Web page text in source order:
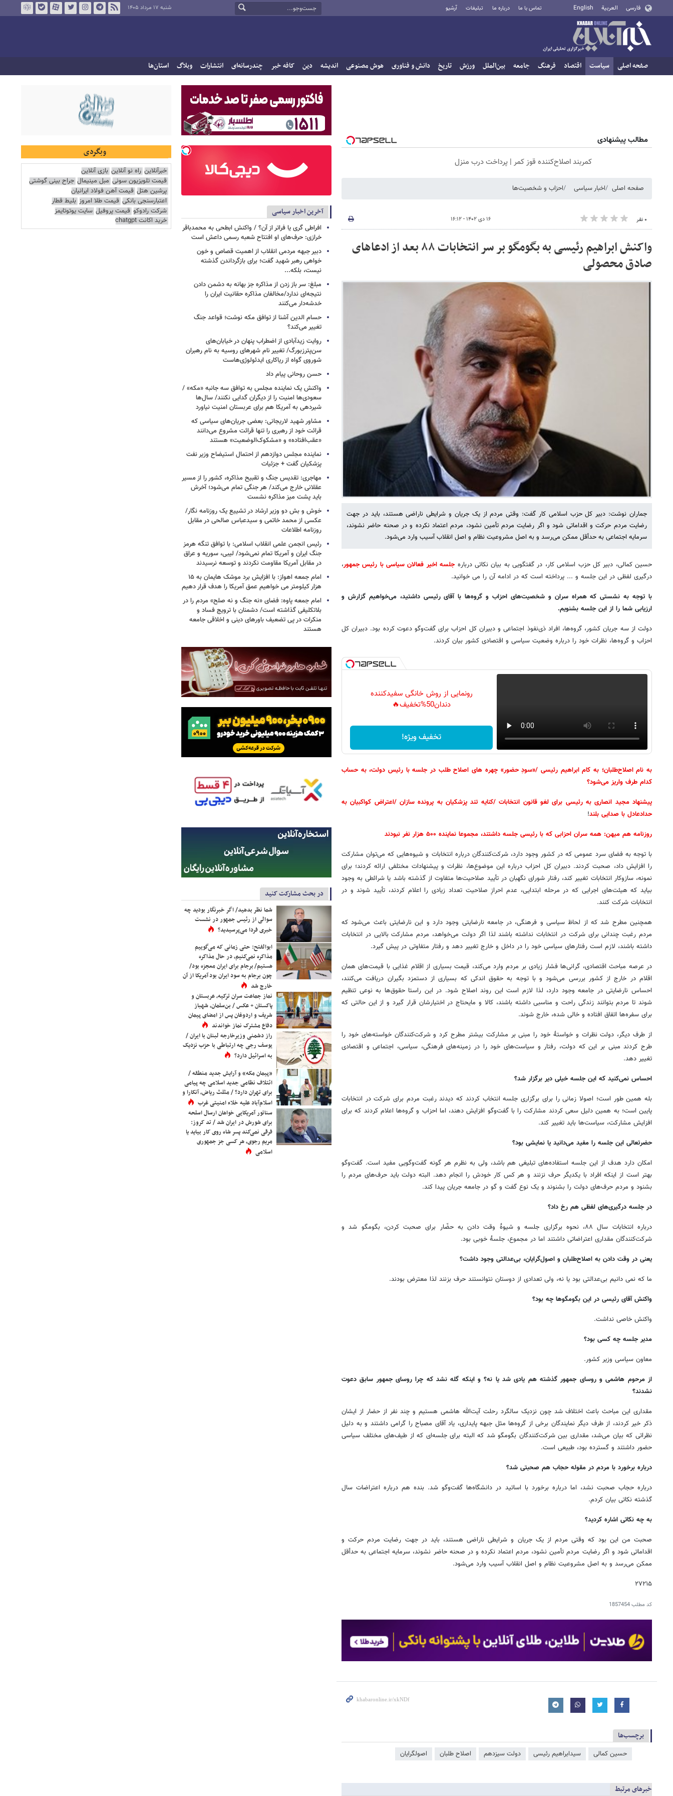
فارسی العربية English تماس با ما درباره ما تبلیغات آرشیو شنبه ۱۷ مرداد ۱۴۰۵
صفحه اصلی سیاست اقتصاد فرهنگ جامعه بین‌الملل ورزش تاریخ دانش و فناوری هوش مصنوعی اندیشه دین کافه خبر چندرسانه‌ای انتشارات وبلاگ استان‌ها
مطالب پیشنهادی
کمربند اصلاح‌کننده قوز کمر | پرداخت درب منزل
صفحه اصلی اخبار سیاسی احزاب و شخصیت‌ها
۰ نفر ۱۶ دی ۱۴۰۲ - ۱۶:۱۲
واکنش ابراهیم رئیسی به بگومگو بر سر انتخابات ۸۸ بعد از ادعاهای
صادق محصولی
جماران نوشت: دبیر کل حزب اسلامی کار گفت: وقتی مردم از یک جریان و شرایطی ناراضی هستند، باید در جهت
رضایت مردم حرکت و اقداماتی شود و اگر رضایت مردم تأمین نشود، مردم اعتماد نکرده و در صحنه حاضر نشوند،
سرمایه اجتماعی به حدأقل ممکن می‌رسد و به اصل مشروعیت نظام و اصل انقلاب آسیب وارد می‌شود.
حسین کمالی، دبیر کل حزب اسلامی کار، در گفتگویی به بیان نکاتی دربارهجلسه اخیر فعالان سیاسی با رئیس جمهور،
درگیری لفظی در این جلسه و ... پرداخته است که در ادامه آن را می خوانید.
با توجه به نشستی که همراه سران و شخصیت‌های احزاب و گروه‌ها با آقای رئیسی داشتید، می‌خواهیم گزارش و
ارزیابی شما را از این جلسه بشنویم.
دولت از سه جریان کشور، گروه‌ها، افراد ذی‌نفوذ اجتماعی و دبیران کل احزاب برای گفت‌وگو دعوت کرده بود. دبیران کل
احزاب و گروه‌ها، نظرات خود را درباره وضعیت سیاسی و اقتصادی کشور بیان کردند.
رونمایی از روش خانگی سفیدکننده
دندان50%تخفیف🔥
تخفیف ویژه!
به نام اصلاح‌طلبان؛ به کام ابراهیم رئیسی /«سودِ حضور» چهره های اصلاح طلب در جلسه با رئیس دولت، به حساب
کدام طرف واریز می‌شود؟
پیشنهاد مجید انصاری به رئیسی برای لغو قانون انتخابات /کنایه تند پزشکیان به پرونده سازان /اعتراض کواکبیان به
حدادعادل با صدایی بلند!
روزنامه هم میهن: همه سران احزابی که با رئیسی جلسه داشتند، مجموعا نماینده ۵۰۰ هزار نفر نبودند
با توجه به فضای سرد عمومی که در کشور وجود دارد، شرکت‌کنندگان درباره انتخابات و شیوه‌هایی که می‌توان مشارکت
را افزایش داد، صحبت کردند. دبیران کل احزاب درباره این موضوع‌ها، نظرات و پیشنهادات مختلفی ارائه کردند؛ برای
نمونه، سازوکار انتخابات تغییر کند، رفتار شورای نگهبان در تأیید صلاحیت‌ها متفاوت از گذشته باشد یا شرائطی به وجود
بیاید که هیئت‌های اجرایی که در مرحله ابتدایی، عدم احرازِ صلاحیت تعداد زیادی را اعلام کردند، تأیید شوند و در
انتخابات شرکت کنند.
همچنین مطرح شد که از لحاظ سیاسی و فرهنگی، در جامعه نارضایتی وجود دارد و این نارضایتی باعث می‌شود که
مردم رغبت چندانی برای شرکت در انتخابات نداشته باشند لذا اگر دولت می‌خواهد، مردم مشارکت بالایی در انتخابات
داشته باشند، لازم است رفتارهای سیاسی خود را در داخل و خارج تغییر دهد و رفتار متفاوتی در پیش گیرد.
در عرصه مباحث اقتصادی، گرانی‌ها فشار زیادی بر مردم وارد می‌کند، قیمت بسیاری از اقلام غذایی با قیمت‌های همان
اقلام در خارج از کشور بررسی می‌شود و با توجه به حقوق اندکی که بسیاری از دستمزد بگیران دریافت می‌کنند،
احساس نارضایتی در جامعه وجود دارد، لذا لازم است این روند اصلاح شود. در این راستا حقوق‌ها به نوعی تنظیم
شوند تا مردم بتوانند زندگی راحت و مناسبی داشته باشند، کالا و مایحتاج در اختیارشان قرار گیرد و از این حالتی که
برای سفره‌ها اتفاق افتاده و خالی شده‌، خارج شوند.
از طرف دیگر، دولت نظرات و خواستۀ خود را مبنی بر مشارکت بیشتر مطرح کرد و شرکت‌کنندگان خواسته‌های خود را
طرح کردند مبنی بر این که دولت، رفتار و سیاست‌های خود را در زمینه‌های فرهنگی، سیاسی، اجتماعی و اقتصادی
تغییر دهد.
احساس نمی‌کنید که این جلسه خیلی دیر برگزار شد؟
بله همین طور است؛ اصولا زمانی را برای برگزاری جلسه انتخاب کردند که دیدند رغبت مردم برای شرکت در انتخابات
پایین است؛ به همین دلیل سعی کردند مشارکت را با گفت‌وگو افزایش دهند، اما احزاب و گروه‌ها اعلام کردند که برای
افزایش مشارکت، سیاست‌ها باید تغییر کند.
حضرتعالی این جلسه را مفید می‌دانید یا نمایشی بود؟
امکان دارد هدف از این جلسه استفاده‌های تبلیغی هم باشد، ولی به نظرم هر گونه گفت‌وگویی مفید است. گفت‌وگو
بهتر است از اینکه افراد با یکدیگر حرف نزنند و هر کس کار خودش را انجام دهد. البته دولت باید حرف‌های مردم را
بشنود و مردم حرف‌های دولت را بشنوند و یک نوع گفت و گو در جامعه جریان پیدا کند.
در جلسه درگیری‌های لفظی هم رخ داد؟
درباره انتخابات سال ۸۸، نحوه برگزاری جلسه و شیوۀ وقت دادن به حضّار برای صحبت کردن، بگومگو شد و
شرکت‌کنندگان مقداری اعتراضاتی داشتند اما در مجموع، جلسۀ خوبی بود.
یعنی در وقت دادن به اصلاح‌طلبان و اصول‌گرایان، بی‌عدالتی وجود داشت؟
ما که نمی دانیم بی‌عدالتی بود یا نه، ولی تعدادی از دوستان نتوانستند حرف بزنند لذا معترض بودند.
واکنش آقای رئیسی در این بگومگوها چه بود؟
واکنش خاصی نداشت.
مدیر جلسه چه کسی بود؟
معاون سیاسی وزیر کشور.
از مرحوم هاشمی و روسای جمهور گذشته هم یادی شد یا نه؟ و اینکه گله نشد که چرا روسای جمهور سابق دعوت
نشدند؟
مقداری این مباحث باعث اختلاف شد چون نزدیک سالگرد رحلت آیت‌الله هاشمی هستیم و چند نفر از حضار از ایشان
ذکر خیر کردند، از طرف دیگر نمایندگان برخی از گروه‌ها مثل جبهه پایداری، یاد آقای مصباح را گرامی داشتند و به دلیل
نظراتی که بیان می‌شد، مقداری بین شرکت‌کنندگان بگومگو شد که البته برای جلسه‌ای که از طیف‌های مختلف سیاسی
حضور داشتند و گسترده بود، طبیعی است.
درباره برخورد با مردم در مقوله حجاب هم صحبتی شد؟
درباره حجاب صحبت نشد، اما درباره برخورد با اساتید در دانشگاه‌ها گفت‌وگو شد. بنده هم درباره اعتراضات سال
گذشته نکاتی بیان کردم.
به چه نکاتی اشاره کردید؟
صحبت من این بود که وقتی مردم از یک جریان و شرایطی ناراضی هستند، باید در جهت رضایت مردم حرکت و
اقداماتی شود و اگر رضایت مردم تأمین نشود، مردم اعتماد نکرده و در صحنه حاضر نشوند، سرمایه اجتماعی به حدأقل
ممکن می‌رسد و به اصل مشروعیت نظام و اصل انقلاب آسیب وارد می‌شود.
۲۷۲۱۵
کد مطلب1857454
برچسب‌ها
حسین کمالی سیدابراهیم رئیسی دولت سیزدهم اصلاح طلبان اصولگرایان
خبرهای مرتبط
آخرین اخبار سیاسی
افراطی گری یا فراتر از آن؟ / واکنش ابطحی به محمدباقر
خرازی: حرف‌های او افتتاح شعبه رسمی داعش است
دبیر جبهه مردمی انقلاب از اهمیت قصاص و خون
خواهی رهبر شهید گفت؛ برای بازگرداندن گذشته
نیست، بلکه...
مبلغ: سر باز زدن از مذاکره‌ جز بهانه به دشمن دادن
نتیجه‌ای ندارد/مخالفان مذاکره حقانیت ایران را
خدشه‌دار می‌کنند
حسام الدین آشنا از توافق مکه نوشت؛ قواعد جنگ
تغییر می‌کند؟
روایت زیدآبادی از اضطراب پنهان در خیابان‌های
سن‌پترزبورگ/ تغییر نام شهرهای روسیه به نام رهبران
شوروی گواه از ریاکاری ایدئولوژی‌هاست
حسن روحانی پیام داد
واکنش یک نماینده مجلس به توافق سه جانبه «مکه» /
سعودی‌ها امنیت را از دیگران گدایی نکنند/ سال‌ها
شیردهی به آمریکا هم برای عربستان امنیت نیاورد
مشاور شهید لاریجانی: بعضی جریان‌های سیاسی که
قرائت خود از رهبری را تنها قرائت مشروع می‌دانند
«عقب‌افتاده» و «مشکوک‌الوضعیت» هستند
نماینده مجلس دوازدهم از احتمال استیضاح وزیر نفت
پزشکیان گفت + جزئیات
مهاجری: تقدیس جنگ و تقبیح مذاکره، کشور را از مسیر
عقلانی خارج می‌کند/ هر جنگی تمام می‌شود؛ آخرش
باید پشت میز مذاکره نشست
خوش و بش دو وزیر ارشاد در تشییع یک روزنامه نگار/
عکسی از محمد خاتمی و سیدعباس صالحی در مقابل
روزنامه اطلاعات
رئیس انجمن علمی انقلاب اسلامی: با توافق تنگه هرمز
جنگ ایران و آمریکا تمام نمی‌شود/ لیبی، سوریه و عراق
در مقابل آمریکا مقاومت نکردند و توسعه نرسیدند
امام‌ جمعه اهواز: با افزایش برد موشک هایمان به ۱۵
هزار کیلومتر می خواهیم عمق آمریکا را هدف قرار دهیم
امام جمعه پاوه: فضای «نه جنگ و نه صلح» مردم را در
بلاتکلیفی گذاشته است/ دشمنان با ترویج فساد و
منکرات در پی تضعیف باورهای دینی و اخلاقی جامعه
هستند
در بحث مشارکت کنید
شما نظر بدهید/ اگر خبرنگار بودید چه
سوالی از رئیس جمهور در نشست
خبری فردا می‌پرسیدید؟
ابوالفتح: حتی زمانی که می‌گوییم
مذاکره نمی‌کنیم، در حال مذاکره
هستیم/ برجام برای ایران معجزه بود/
چون برجام به سود ایران بود آمریکا از آن
خارج شد
نماز جماعت سران ترکیه، عربستان و
پاکستان + عکس / بن‌سلمان، شهباز
شریف و اردوغان پس از امضای پیمان
دفاع مشترک نماز خواندند
راز دشمنی وزیرخارجه لبنان با ایران /
یوسف رجی چه ارتباطی با حزب نزدیک
به اسرائیل دارد؟
«پیمان مکه» و آرایش جدید منطقه /
ائتلاف نظامی جدید اسلامی چه پیامی
برای تهران دارد؟ / مثلث ریاض، آنکارا و
اسلام‌آباد علیه خلاء امنیتی غرب
سناتور آمریکایی خواهان ارسال اسلحه
برای شورش در ایران شد / تد کروز:
فرقی نمی‌کند پسر شاه روی کار بیاید یا
مریم رجوی، هر کسی جز جمهوری
اسلامی
وبگردی
خبرآنلاین راه نو آنلاین بازی آنلاین
قیمت تلویزیون سونی مبل مینیمال جراح بینی گوشتی
پرشین هتل قیمت آهن فولاد ایرانیان
اعتبارسنجی بانکی قیمت طلا امروز بلیط قطار
شرکت رادوکو قیمت پروفیل سایت یوتوتایمز
خرید اکانت chatgpt